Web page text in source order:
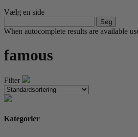
Vælg en side
efter:
When autocomplete results are available
famous
Filter
Kategorier